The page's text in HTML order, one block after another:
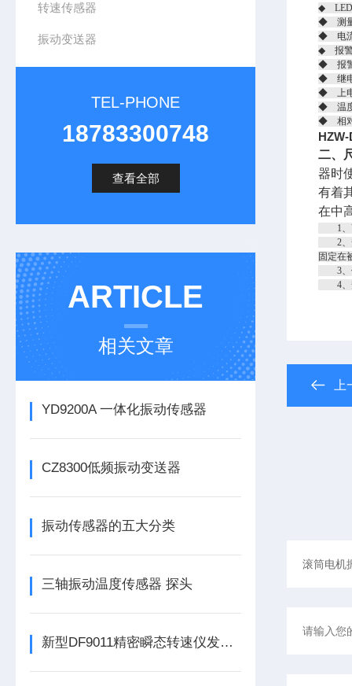
转速传感器
振动变送器
TEL-PHONE
18783300748
查看全部
ARTICLE
相关文章
YD9200A 一体化振动传感器
CZ8300低频振动变送器
振动传感器的五大分类
三轴振动温度传感器 探头
新型DF9011精密瞬态转速仪发布，为工业转速监测带来革新
◆ LED
◆ 测量
◆ 电流
◆ 报警
◆ 报警
◆ 继电
◆ 上电
◆ 温度
◆ 相对
二、
器时
有着
在中
1、
2、安
固定在
3、传
4、安